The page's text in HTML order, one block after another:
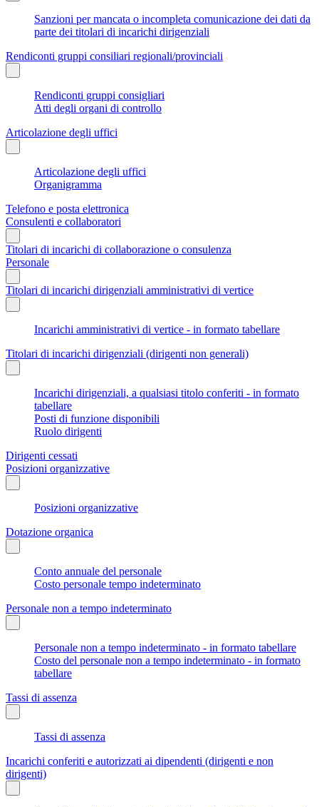
Sanzioni per mancata o incompleta comunicazione dei dati da
parte dei titolari di incarichi dirigenziali
Rendiconti gruppi consiliari regionali/provinciali
Rendiconti gruppi consigliari
Atti degli organi di controllo
Articolazione degli uffici
Articolazione degli uffici
Organigramma
Telefono e posta elettronica
Consulenti e collaboratori
Titolari di incarichi di collaborazione o consulenza
Personale
Titolari di incarichi dirigenziali amministrativi di vertice
Incarichi amministrativi di vertice - in formato tabellare
Titolari di incarichi dirigenziali (dirigenti non generali)
Incarichi dirigenziali, a qualsiasi titolo conferiti - in formato
tabellare
Posti di funzione disponibili
Ruolo dirigenti
Dirigenti cessati
Posizioni organizzative
Posizioni organizzative
Dotazione organica
Conto annuale del personale
Costo personale tempo indeterminato
Personale non a tempo indeterminato
Personale non a tempo indeterminato - in formato tabellare
Costo del personale non a tempo indeterminato - in formato
tabellare
Tassi di assenza
Tassi di assenza
Incarichi conferiti e autorizzati ai dipendenti (dirigenti e non
dirigenti)